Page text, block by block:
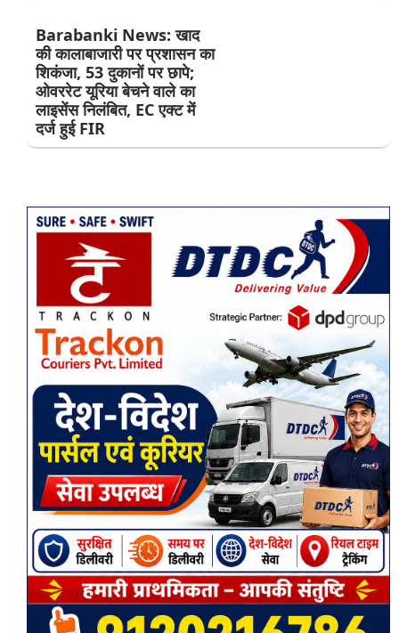
Barabanki News: खाद
की कालाबाजारी पर प्रशासन का
शिकंजा, 53 दुकानों पर छापे;
ओवररेट यूरिया बेचने वाले का
लाइसेंस निलंबित, EC एक्ट में
दर्ज हुई FIR